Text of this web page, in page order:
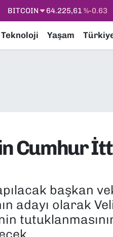
DOLAR 47,6704 %0
STERLİN 64,2143%0
Teknoloji Yaşam
Cumhur
başkan
adayı olarak